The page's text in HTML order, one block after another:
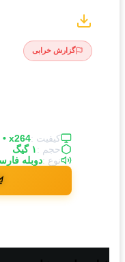
گزارش خرابی
کیفیت :x264
حجم :۱ گیگ
نوع :دوبله